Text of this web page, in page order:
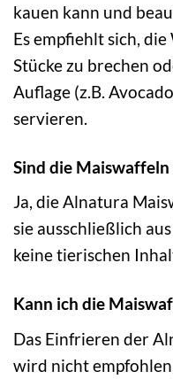
kauen kann und
Es empfiehlt sich,
Stücke zu brechen
Auflage (z.B.
servieren.
Sind die Maiswaffeln
Ja, die Alnatura
sie ausschließlich
keine tierischen
Kann ich die
Das Einfrieren der
wird nicht